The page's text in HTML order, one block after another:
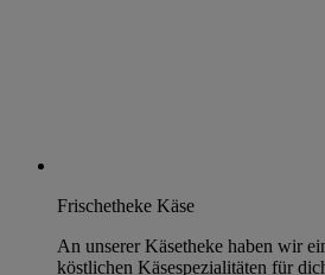
Frischetheke Käse
An unserer Käsetheke haben wir
köstlichen Käsespezialitäten für